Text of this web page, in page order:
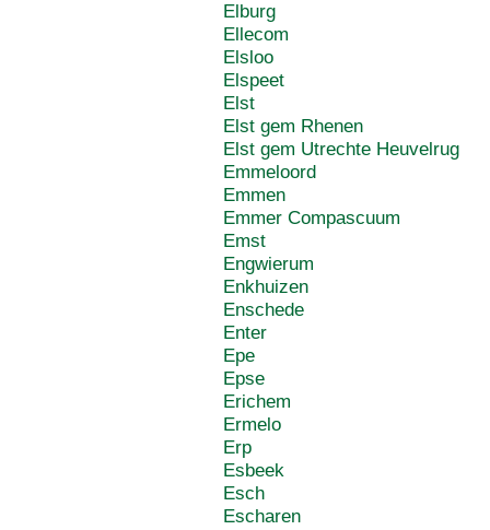
Elburg
Ellecom
Elsloo
Elspeet
Elst
Elst gem Rhenen
Elst gem Utrechte Heuvelrug
Emmeloord
Emmen
Emmer Compascuum
Emst
Engwierum
Enkhuizen
Enschede
Enter
Epe
Epse
Erichem
Ermelo
Erp
Esbeek
Esch
Escharen